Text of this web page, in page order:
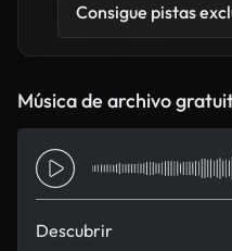
Consigue pistas
Música de archivo
Descubrir